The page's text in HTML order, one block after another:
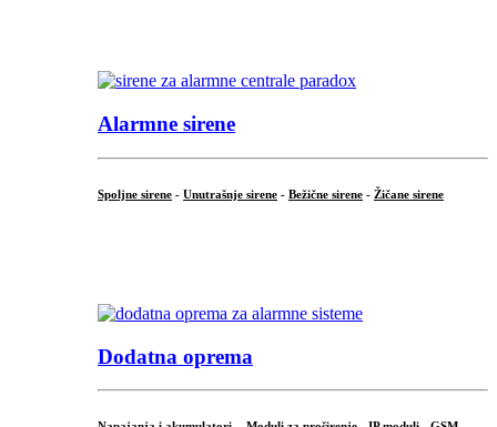
Alarmne sirene
Spoljne sirene - Unutrašnje sirene - Bežične sirene - Žičane sirene
Dodatna oprema